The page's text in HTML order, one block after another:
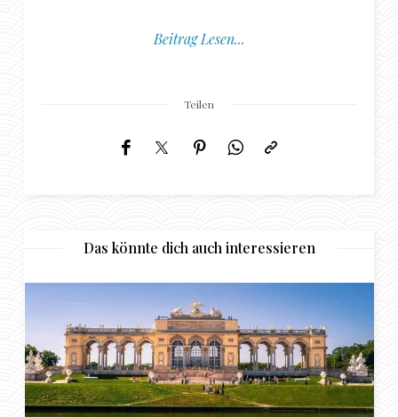
Beitrag Lesen...
Teilen
Das könnte dich auch interessieren